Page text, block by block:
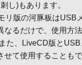
し)もあります。
リ版の河豚板はUSB
なるだけで、使用方
た、LiveCD版と
せて使用することもで